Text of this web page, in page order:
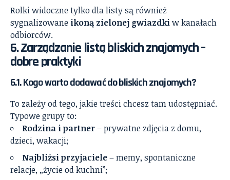
Rolki widoczne tylko dla listy są również
sygnalizowane ikoną zielonej gwiazdkiw kanałach
odbiorców.
6. Zarządzanie listą bliskich znajomych –
dobre praktyki
6.1. Kogo warto dodawać do bliskich znajomych?
To zależy od tego, jakie treści chcesz tam udostępniać.
Typowe grupy to:
Rodzina i partner– prywatne zdjęcia z domu,
dzieci, wakacji;
Najbliżsi przyjaciele– memy, spontaniczne
relacje, „życie od kuchni”;